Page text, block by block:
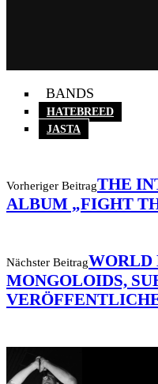
BANDS
HATEBREED
JASTA
Vorheriger BeitragTHE
ALBUM „FIGHT
Nächster BeitragWORLD
MONGOLOIDS,